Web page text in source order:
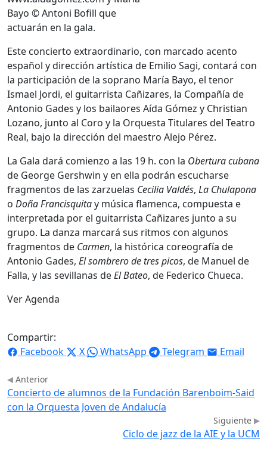
Bayo © Antoni Bofill que
actuarán en la gala.
Este concierto extraordinario, con marcado acento
español y dirección artística de Emilio Sagi, contará con
la participación de la soprano María Bayo, el tenor
Ismael Jordi, el guitarrista Cañizares, la Compañía de
Antonio Gades y los bailaores Aída Gómez y Christian
Lozano, junto al Coro y la Orquesta Titulares del Teatro
Real, bajo la dirección del maestro Alejo Pérez.
La Gala dará comienzo a las 19 h. con la Obertura cubana
de George Gershwin y en ella podrán escucharse
fragmentos de las zarzuelas Cecilia Valdés, La Chulapona
o Doña Francisquitay música flamenca, compuesta e
interpretada por el guitarrista Cañizares junto a su
grupo. La danza marcará sus ritmos con algunos
fragmentos de Carmen, la histórica coreografía de
Antonio Gades, El sombrero de tres picos, de Manuel de
Falla, y las sevillanas deEl Bateo, de Federico Chueca.
Ver Agenda
Compartir:
Facebook
X WhatsApp Telegram Email
Anterior
Concierto de alumnos de la Fundación Barenboim-Said
con la Orquesta Joven de Andalucía
Siguiente
Ciclo de jazz de la AIE y la UCM